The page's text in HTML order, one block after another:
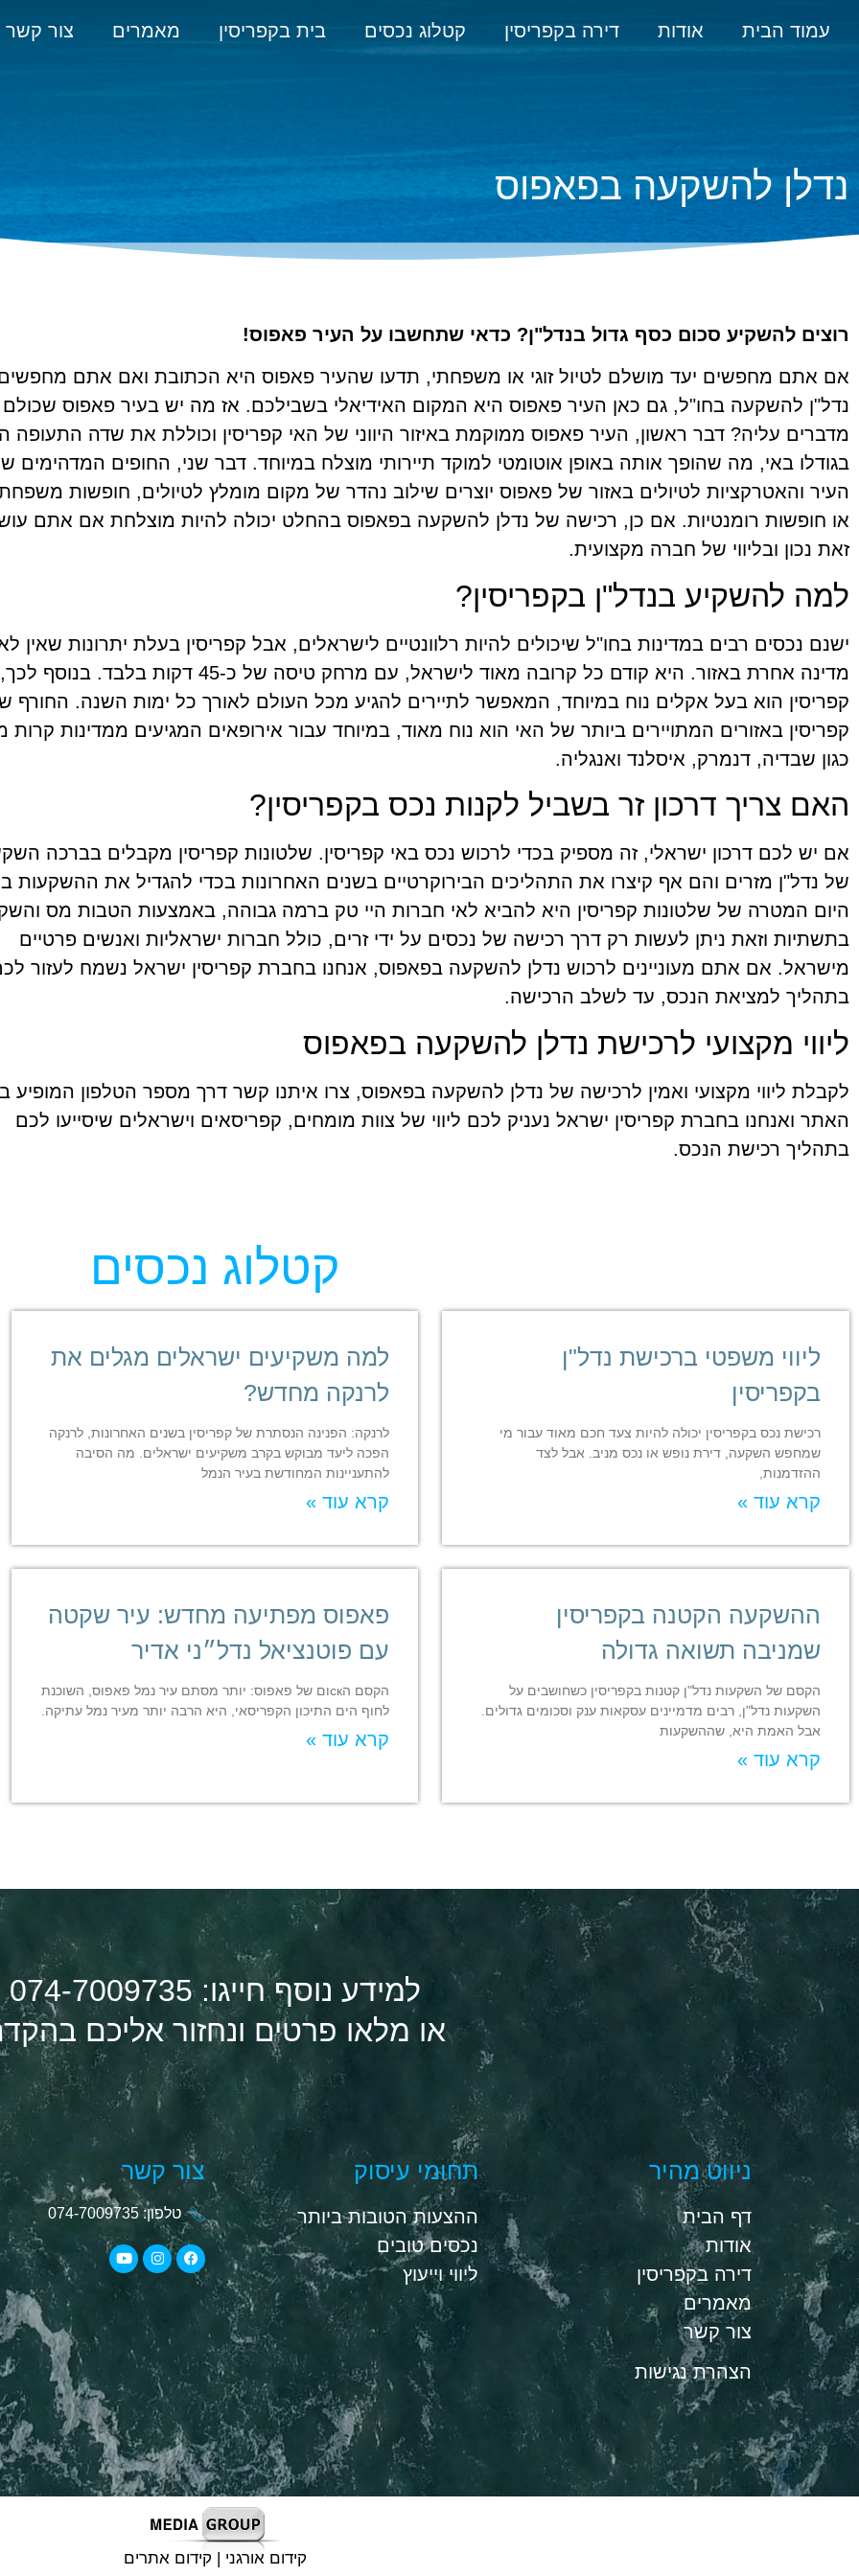
עמוד הבית אודות דירה בקפריסין קטלוג נכסים בית בקפריסין מאמרים צור קשר
נדלן להשקעה בפאפוס
רוצים להשקיע סכום כסף גדול בנדל"ן? כדאי שתחשבו על העיר פאפוס!
אם אתם מחפשים יעד מושלם לטיול זוגי או משפחתי, תדעו שהעיר פאפוס היא הכתובת ואם אתם
נדל"ן להשקעה בחו"ל, גם כאן העיר פאפוס היא המקום האידיאלי בשבילכם. אז מה יש בעיר פאפוס שכולם
מדברים עליה? דבר ראשון, העיר פאפוס ממוקמת באיזור היווני של האי קפריסין וכוללת את שדה התעופה
בגודלו באי, מה שהופך אותה באופן אוטומטי למוקד תיירותי מוצלח במיוחד. דבר שני, החופים המדהימים
העיר והאטרקציות לטיולים באזור של פאפוס יוצרים שילוב נהדר של מקום מומלץ לטיולים, חופשות
או חופשות רומנטיות. אם כן, רכישה של נדלן להשקעה בפאפוס בהחלט יכולה להיות מוצלחת אם אתם
זאת נכון ובליווי של חברה מקצועית.
למה להשקיע בנדל"ן בקפריסין?
ישנם נכסים רבים במדינות בחו"ל שיכולים להיות רלוונטיים לישראלים, אבל קפריסין בעלת יתרונות שאין
מדינה אחרת באזור. היא קודם כל קרובה מאוד לישראל, עם מרחק טיסה של כ-45 דקות
קפריסין הוא בעל אקלים נוח במיוחד, המאפשר לתיירים להגיע מכל העולם לאורך כל ימות השנה. החורף
קפריסין באזורים המתויירים ביותר של האי הוא נוח מאוד, במיוחד עבור אירופאים המגיעים ממדינות קרות
כגון שבדיה, דנמרק, איסלנד ואנגליה.
האם צריך דרכון זר בשביל לקנות נכס בקפריסין?
אם יש לכם דרכון ישראלי, זה מספיק בכדי לרכוש נכס באי קפריסין. שלטונות קפריסין מקבלים בברכה
של נדל"ן מזרים והם אף קיצרו את התהליכים הבירוקרטיים בשנים האחרונות בכדי להגדיל את ההשקעות
היום המטרה של שלטונות קפריסין היא להביא לאי חברות היי טק ברמה גבוהה, באמצעות הטבות מס
בתשתיות וזאת ניתן לעשות רק דרך רכישה של נכסים על ידי זרים, כולל חברות ישראליות ואנשים פרטיים
מישראל. אם אתם מעוניינים לרכוש נדלן להשקעה בפאפוס, אנחנו בחברת קפריסין ישראל נשמח לעזור
בתהליך למציאת הנכס, עד לשלב הרכישה.
ליווי מקצועי לרכישת נדלן להשקעה בפאפוס
לקבלת ליווי מקצועי ואמין לרכישה של נדלן להשקעה בפאפוס, צרו איתנו קשר דרך מספר הטלפון המופיע
האתר ואנחנו בחברת קפריסין ישראל נעניק לכם ליווי של צוות מומחים, קפריסאים וישראלים שיסייעו לכם
בתהליך רכישת הנכס.
קטלוג נכסים
ליווי משפטי ברכישת נדל"ן
בקפריסין
רכישת נכס בקפריסין יכולה להיות צעד חכם מאוד עבור מי
שמחפש השקעה, דירת נופש או נכס מניב. אבל לצד
ההזדמנות,
קרא עוד »
למה משקיעים ישראלים מגלים את
לרנקה מחדש?
לרנקה: הפנינה הנסתרת של קפריסין בשנים האחרונות, לרנקה
הפכה ליעד מבוקש בקרב משקיעים ישראלים. מה הסיבה
להתעניינות המחודשת בעיר הנמל
קרא עוד »
ההשקעה הקטנה בקפריסין
שמניבה תשואה גדולה
הקסם של השקעות נדל"ן קטנות בקפריסין כשחושבים על
השקעות נדל"ן, רבים מדמיינים עסקאות ענק וסכומים גדולים.
אבל האמת היא, שההשקעות
קרא עוד »
פאפוס מפתיעה מחדש: עיר שקטה
עם פוטנציאל נדל״ני אדיר
הקסם הскום של פאפוס: יותר מסתם עיר נמל פאפוס, השוכנת
לחוף הים התיכון הקפריסאי, היא הרבה יותר מעיר נמל עתיקה.
קרא עוד »
למידע נוסף חייגו: 074-7009735
או מלאו פרטים ונחזור אליכם
ניווט מהיר
דף הבית
אודות
דירה בקפריסין
מאמרים
צור קשר
הצהרת נגישות
תחומי עיסוק
ההצעות הטובות ביותר
נכסים טובים
ליווי וייעוץ
צור קשר
טלפון: 074-7009735
קידום אורגני | קידום אתרים